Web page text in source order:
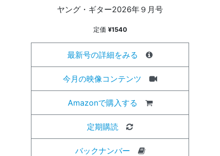
ヤング・ギター2026年９月号
定価 ¥1540
最新号の詳細をみる
今月の映像コンテンツ
Amazonで購入する
定期購読
バックナンバー